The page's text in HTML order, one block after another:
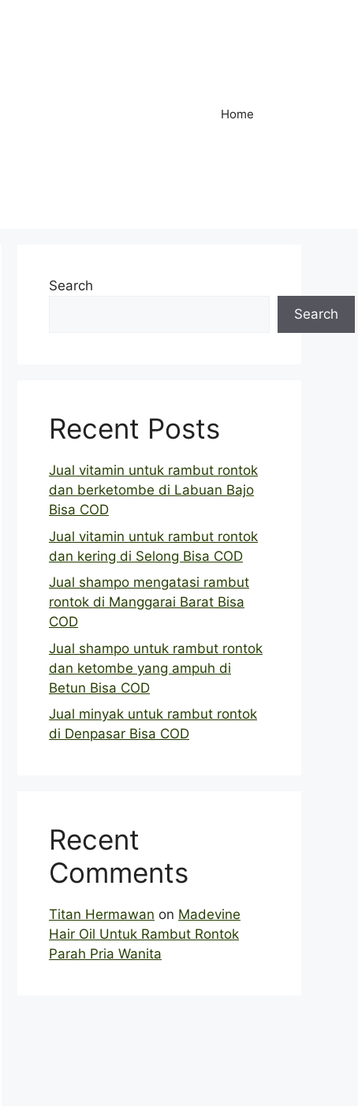
Home
Search
Search
Recent Posts
Jual vitamin untuk rambut rontok
dan berketombe di Labuan Bajo
Bisa COD
Jual vitamin untuk rambut rontok
dan kering di Selong Bisa COD
Jual shampo mengatasi rambut
rontok di Manggarai Barat Bisa
COD
Jual shampo untuk rambut rontok
dan ketombe yang ampuh di
Betun Bisa COD
Jual minyak untuk rambut rontok
di Denpasar Bisa COD
Recent
Comments
Titan Hermawan on Madevine
Hair Oil Untuk Rambut Rontok
Parah Pria Wanita